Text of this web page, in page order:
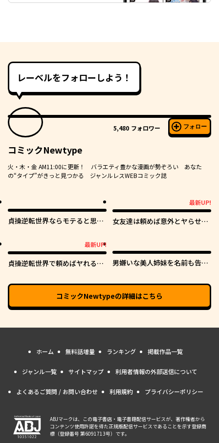
レーベルをフォローしよう！
5,480 フォロワー フォロー
コミックNewtype
火・木・金 AM11:00に更新！ バラエティ豊かな漫画が勢ぞろい あなた
の“タイプ”がきっと見つかる ジャンルレスWEBコミック誌
貞操逆転世界ならモテると思っ
最新UP!
女友達は頼めば意外とヤらせて
最新UP!
貞操逆転世界で頼めばヤれると
男嫌いな美人姉妹を名前も告げ
コミックNewtypeの詳細はこちら
ホーム 無料話増量 ランキング 掲載作品一覧
ジャンル一覧 サイトマップ 利用者情報の外部送信について
よくあるご質問 / お問い合わせ 利用規約 プライバシーポリシー
ABJマークは、この電子書店・電子書籍配信サービスが、著作権者から
コンテンツ使用許諾を得た正規版配信サービスであることを示す登録商
標（登録番号 第6091713号）です。